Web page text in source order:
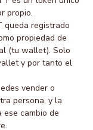
propio.
queda registrado
propiedad de
(tu wallet). Solo
y por tanto el
vender o
persona, y la
cambio de